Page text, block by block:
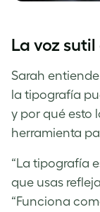
La voz
Sarah
la tipografía
y por qué esto
herramienta
“La tipografía
que usas
“Funciona